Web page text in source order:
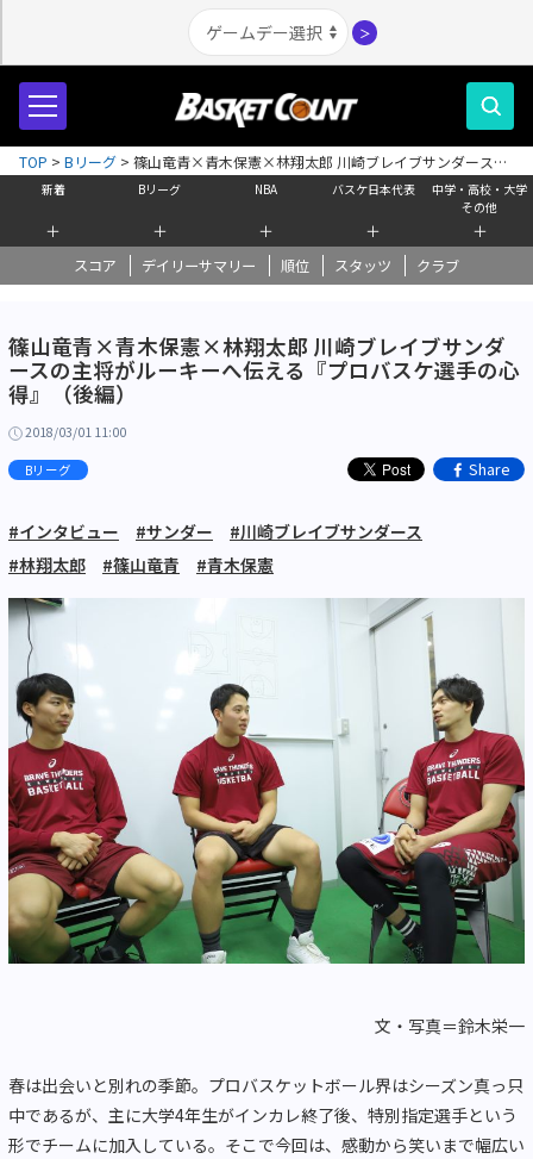
＞
新着
＋
Bリーグ
＋
NBA
＋
バスケ日本代表
＋
中学・高校・大学
その他
＋
スコア デイリーサマリー 順位 スタッツ クラブ
TOP > Bリーグ > 篠山竜青×青木保憲×林翔太郎 川崎ブレイブサンダースの
主将がルーキーへ伝える『プロバスケ選手の心得』（後編）
篠山竜青×青木保憲×林翔太郎 川崎ブレイブサンダ
ースの主将がルーキーへ伝える『プロバスケ選手の心
得』（後編）
2018/03/01 11:00
Bリーグ Share
#インタビュー #サンダー
#川崎ブレイブサンダース
#林翔太郎
#篠山竜青 #青木保憲
文・写真＝鈴木栄一
春は出会いと別れの季節。プロバスケットボール界はシーズン真っ只
中であるが、主に大学4年生がインカレ終了後、特別指定選手という
形でチームに加入している。そこで今回は、感動から笑いまで幅広い